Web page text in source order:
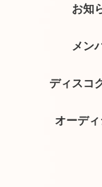
お知
メン
ディスコ
オーデ